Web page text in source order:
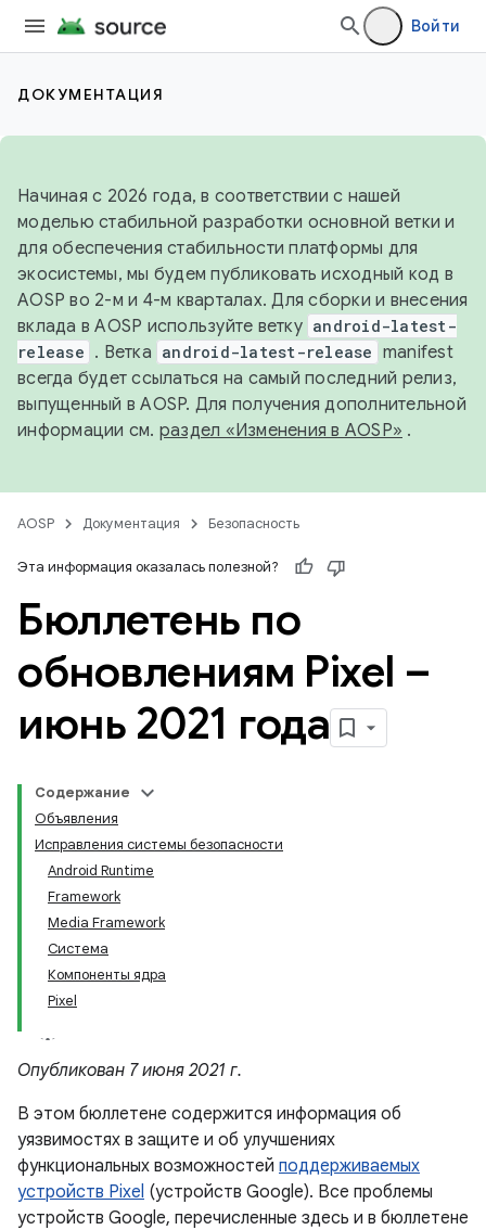
Войти
ДОКУМЕНТАЦИЯ
Начиная с 2026 года, в соответствии с нашей
моделью стабильной разработки основной ветки и
для обеспечения стабильности платформы для
экосистемы, мы будем публиковать исходный код в
AOSP во 2-м и 4-м кварталах. Для сборки и внесения
вклада в AOSP используйте ветку android-latest-
release . Ветка android-latest-release manifest
всегда будет ссылаться на самый последний релиз,
выпущенный в AOSP. Для получения дополнительной
информации см. раздел «Изменения в AOSP» .
AOSP Документация Безопасность
Эта информация оказалась полезной?
Бюллетень по
обновлениям Pixel –
июнь 2021 года
Содержание
Объявления
Исправления системы безопасности
Android Runtime
Framework
Media Framework
Система
Компоненты ядра
Pixel
Опубликован 7 июня 2021 г.
В этом бюллетене содержится информация об
уязвимостях в защите и об улучшениях
функциональных возможностей поддерживаемых
устройств Pixel (устройств Google). Все проблемы
устройств Google, перечисленные здесь и в бюллетене